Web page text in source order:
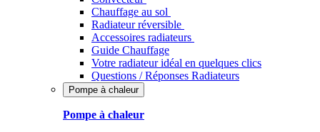
Chauffage au sol
Radiateur réversible
Accessoires radiateurs
Guide Chauffage
Votre radiateur idéal en quelques clics
Questions / Réponses Radiateurs
Pompe à chaleur
Pompe à chaleur